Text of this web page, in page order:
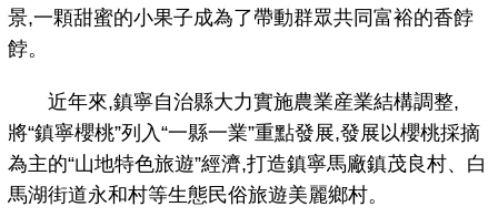
景,一顆甜蜜的小果子成為了帶動群眾共同富裕的香餑
餑。
近年來,鎮寧自治縣大力實施農業産業結構調整,
將“鎮寧櫻桃”列入“一縣一業”重點發展,發展以櫻桃採摘
為主的“山地特色旅遊”經濟,打造鎮寧馬廠鎮茂良村、白
馬湖街道永和村等生態民俗旅遊美麗鄉村。